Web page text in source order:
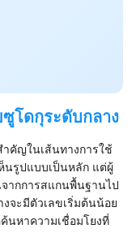
โดกุระดับกลาง
คัญในเส้นทางการใช้
นรูปแบบเป็นหลัก แต่ผู้
ากการสแกนพื้นฐานไป
จะมีตัวเลขเริ่มต้นน้อย
นหาความเชื่อมโยงที่